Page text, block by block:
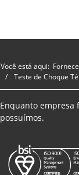
Você está aqui:
Teste de Choque
Enquanto empresa
possuímos.